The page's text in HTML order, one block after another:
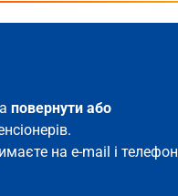
повернути або
на e-mail і телефон